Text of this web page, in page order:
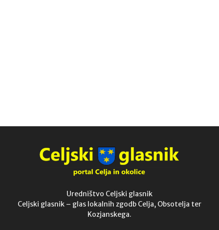
Uredništvo Celjski glasnik
Celjski glasnik – glas lokalnih zgodb Celja, Obsotelja ter
Kozjanskega.